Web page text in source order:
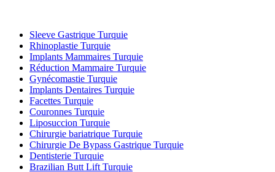
Sleeve Gastrique Turquie
Rhinoplastie Turquie
Implants Mammaires Turquie
Réduction Mammaire Turquie
Gynécomastie Turquie
Implants Dentaires Turquie
Facettes Turquie
Couronnes Turquie
Liposuccion Turquie
Chirurgie bariatrique Turquie
Chirurgie De Bypass Gastrique Turquie
Dentisterie Turquie
Brazilian Butt Lift Turquie